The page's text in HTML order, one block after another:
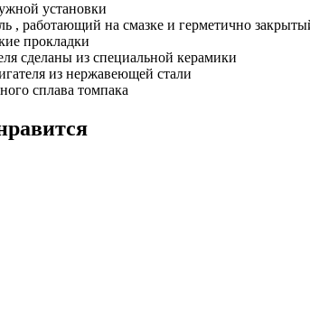
установки
, работающий на смазке и герметично
прокладки
сделаны из специальной керамики
из нержавеющей стали
сплава томпака